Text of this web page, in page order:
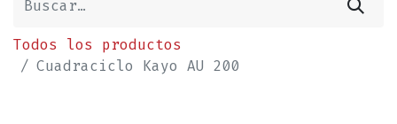
Todos los productos
Cuadraciclo Kayo AU 200